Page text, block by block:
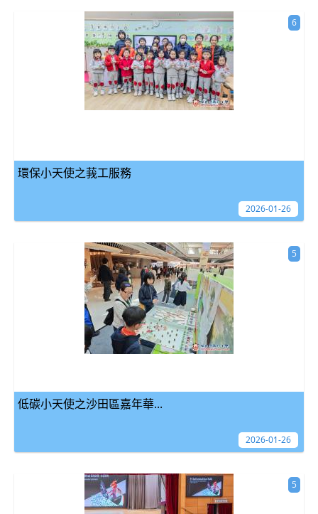
環保小天使之莪工服務
6
2026-01-26
低碳小天使之沙田區嘉年華...
5
2026-01-26
5